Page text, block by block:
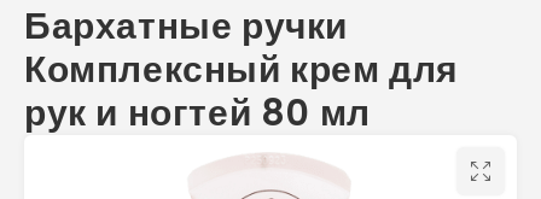
Бархатные ручки
Комплексный крем для
рук и ногтей 80 мл